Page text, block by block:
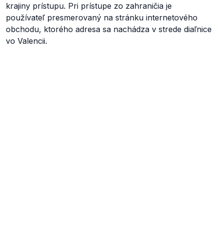
krajiny prístupu. Pri prístupe zo zahraničia je
používateľ presmerovaný na stránku internetového
obchodu, ktorého adresa sa nachádza v strede diaľnice
vo Valencii.